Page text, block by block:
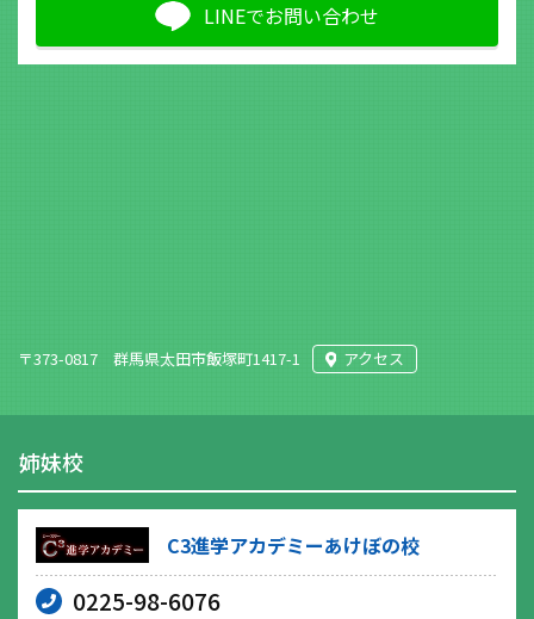
LINEでお問い合わせ
〒373-0817 群馬県太田市飯塚町1417-1 アクセス
姉妹校
C3進学アカデミーあけぼの校
0225-98-6076